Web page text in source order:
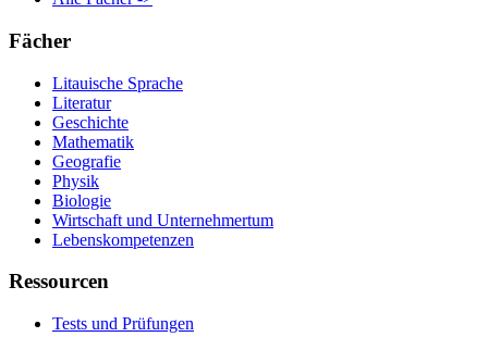
Fächer
Litauische Sprache
Literatur
Geschichte
Mathematik
Geografie
Physik
Biologie
Wirtschaft und Unternehmertum
Lebenskompetenzen
Ressourcen
Tests und Prüfungen